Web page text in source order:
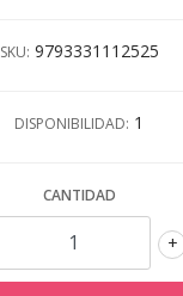
SKU: 9793331112525
DISPONIBILIDAD: 1
CANTIDAD
+